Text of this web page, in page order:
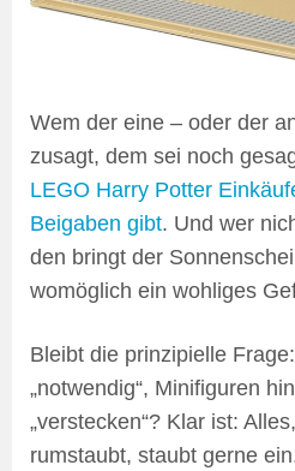
Wem der eine – oder der
zusagt, dem sei noch
LEGO Harry Potter
Beigaben gibt. Und wer
den bringt der
womöglich ein wohliges
Bleibt die prinzipielle
„notwendig“, Minifiguren
„verstecken“? Klar ist:
rumstaubt, staubt gerne